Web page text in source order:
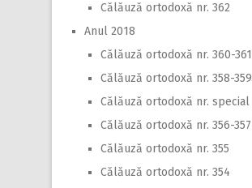
Călăuză ortodoxă nr. 362
Anul 2018
Călăuză ortodoxă nr. 360-361
Călăuză ortodoxă nr. 358-359
Călăuză ortodoxă nr. special
Călăuză ortodoxă nr. 356-357
Călăuză ortodoxă nr. 355
Călăuză ortodoxă nr. 354